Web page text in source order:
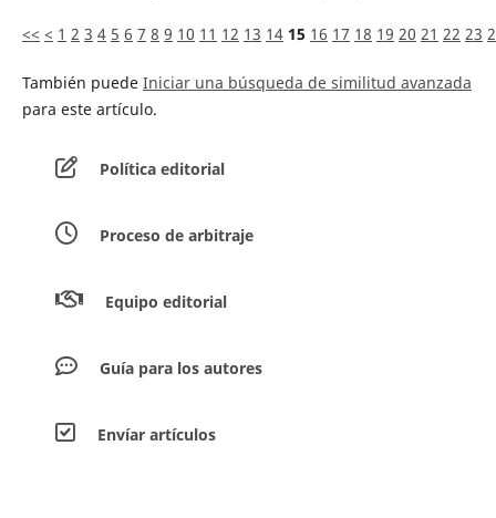
<< < 1 2 3 4 5 6 7 8 9 10 11 12 13 14 15 16 17 18 19 20 21 22 23
También puede Iniciar una búsqueda de similitud avanzada
para este artículo.
Política editorial
Proceso de arbitraje
Equipo editorial
Guía para los autores
Envíar artículos